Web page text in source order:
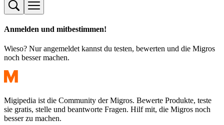
Anmelden und mitbestimmen!
Wieso? Nur angemeldet kannst du testen, bewerten und die Migros
noch besser machen.
Migipedia ist die Community der Migros. Bewerte Produkte, teste
sie gratis, stelle und beantworte Fragen. Hilf mit, die Migros noch
besser zu machen.